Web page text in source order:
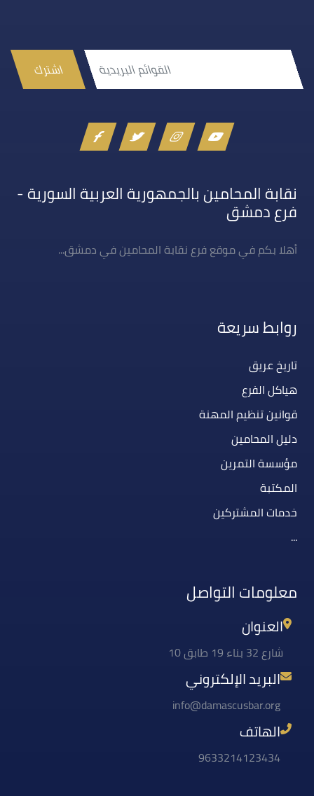
اشترك
نقابة المحامين بالجمهورية العربية السورية -
فرع دمشق
أهلا بكم في موقع فرع نقابة المحامين في دمشق...
روابط سريعة
تاريخ عريق
هياكل الفرع
قوانين تنظيم المهنة
دليل المحامين
مؤسسة التمرين
المكتبة
خدمات المشتركين
...
معلومات التواصل
العنوان
شارع 32 بناء 19 طابق 10
البريد الإلكتروني
info@damascusbar.org
الهاتف
9633214123434